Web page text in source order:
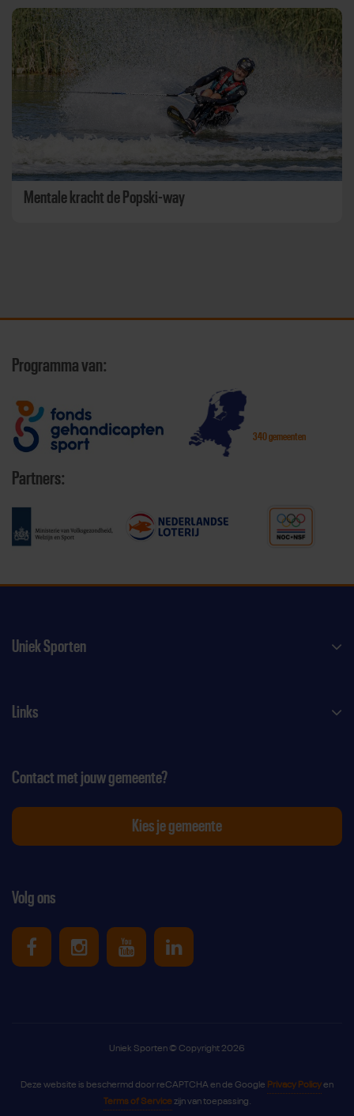
Mentale kracht de Popski-way
Programma van:
340 gemeenten
Partners:
Uniek Sporten
Links
Volg ons
Uniek Sporten op Facebook
Uniek Sporten op Instagram
Uniek Sporten op Youtube
Uniek Sporten op
Contact met jouw gemeente?
Kies je gemeente
Uniek Sporten © Copyright 2026
Deze website is beschermd door reCAPTCHA en de Google Privacy Policyen
Terms of Servicezijn van toepassing.